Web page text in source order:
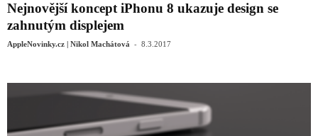
Nejnovější koncept iPhonu 8 ukazuje design se
zahnutým displejem
AppleNovinky.cz | Nikol Machátová - 8.3.2017